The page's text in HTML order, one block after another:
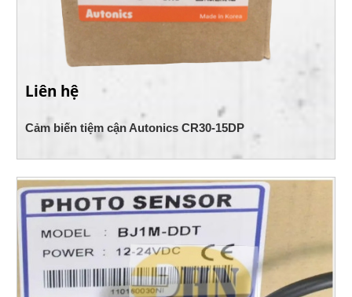
Liên hệ
Cảm biến tiệm cận Autonics CR30-15DP